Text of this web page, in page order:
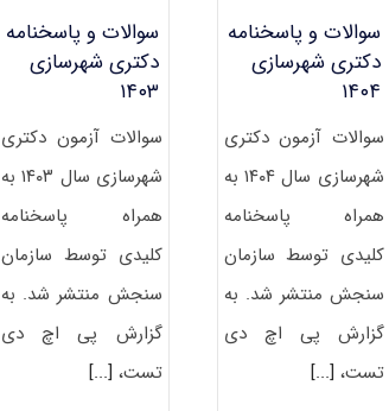
سوالات و پاسخنامه
دکتری شهرسازی
۱۴۰۴
سوالات آزمون دکتری
شهرسازی سال ۱۴۰۴ به
همراه پاسخنامه
کلیدی توسط سازمان
سنجش منتشر شد. به
گزارش پی اچ دی
تست، [...]
سوالات و پاسخنامه
دکتری شهرسازی
۱۴۰۳
سوالات آزمون دکتری
شهرسازی سال ۱۴۰۳ به
همراه پاسخنامه
کلیدی توسط سازمان
سنجش منتشر شد. به
گزارش پی اچ دی
تست، [...]